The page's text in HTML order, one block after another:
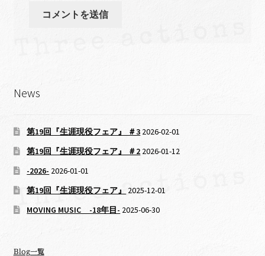
News
第19回『生涯現役フェア』 ＃3 2026-02-01
第19回『生涯現役フェア』 ＃2 2026-01-12
-2026- 2026-01-01
第19回『生涯現役フェア』
2025-12-01
MOVING MUSIC -18年目- 2025-06-30
Blog一覧